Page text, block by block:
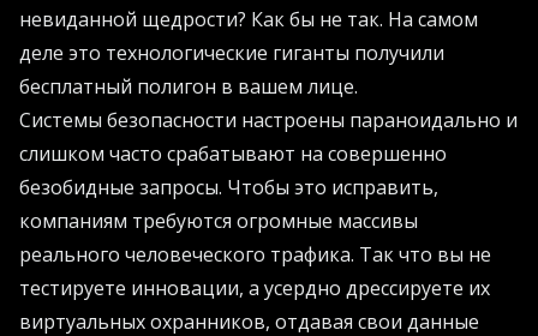
невиданной щедрости? Как бы не так. На самом
деле это технологические гиганты получили
бесплатный полигон в вашем лице.
Системы безопасности настроены параноидально и
слишком часто срабатывают на совершенно
безобидные запросы. Чтобы это исправить,
компаниям требуются огромные массивы
реального человеческого трафика. Так что вы не
тестируете инновации, а усердно дрессируете их
виртуальных охранников, отдавая свои данные